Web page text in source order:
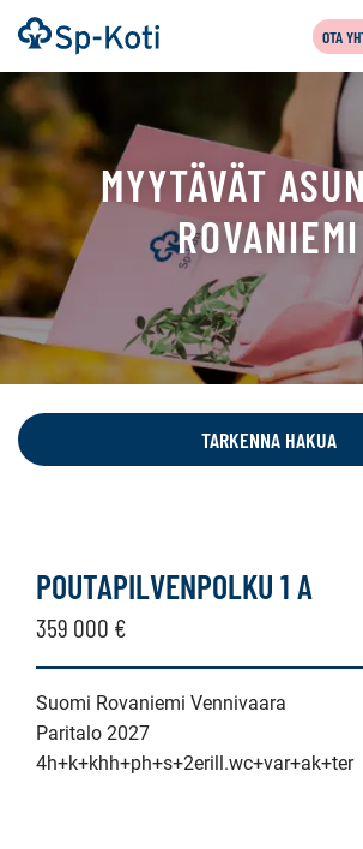
Siirry
sisältöön
Etusivu OTA
MYYTÄVÄT
ROVANIEMI
Tällä
sivulla
kerrostalo,
luhtitalo,
rivitalo,
paritalo,
puutalo-
TARKENNA HAKUA
POUTAPILVENPOLKU 1 A
359 000 €
Suomi Rovaniemi Vennivaara
Paritalo 2027
4h+k+khh+ph+s+2erill.wc+var+ak+ter